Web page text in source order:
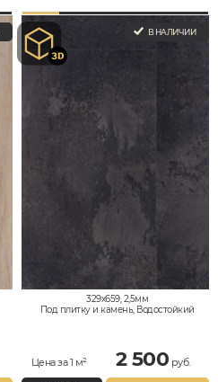
В НАЛИЧИИ
329x659, 2,5мм
Под плитку и камень, Водостойкий
Цена за 1 м² 2 500 руб.